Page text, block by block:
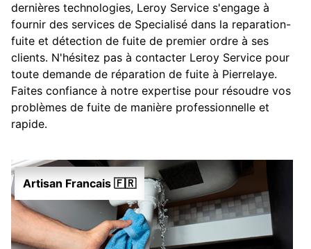
dernières technologies, Leroy Service s'engage à
fournir des services de Specialisé dans la reparation-
fuite et détection de fuite de premier ordre à ses
clients. N'hésitez pas à contacter Leroy Service pour
toute demande de réparation de fuite à Pierrelaye.
Faites confiance à notre expertise pour résoudre vos
problèmes de fuite de manière professionnelle et
rapide.
Artisan Francais 🇫🇷